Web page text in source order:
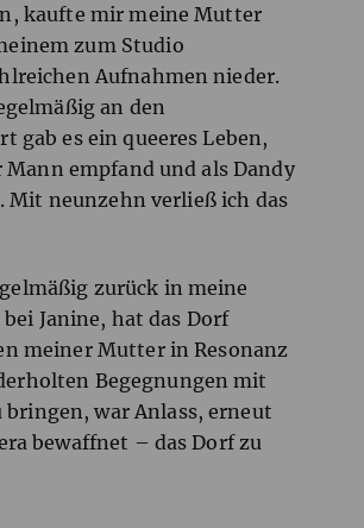
kaufte mir meine Mutter
zum Studio
Aufnahmen nieder.
an den
gab es ein queeres Leben,
empfand und als Dandy
Mit neunzehn verließ ich das
zurück in meine
Janine, hat das Dorf
meiner Mutter in Resonanz
Begegnungen mit
war Anlass, erneut
bewaffnet – das Dorf zu